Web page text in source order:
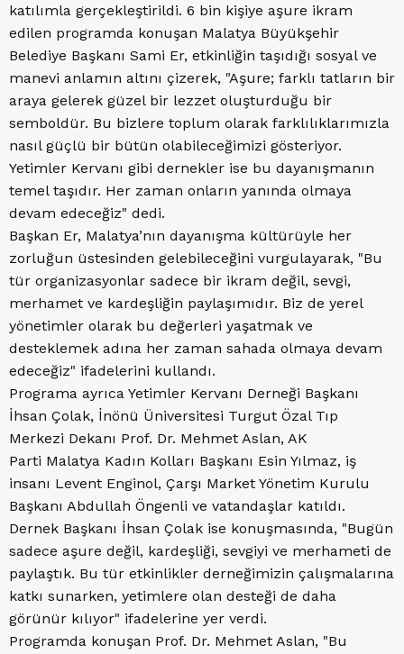
katılımla gerçekleştirildi. 6 bin kişiye aşure ikram
edilen programda konuşan Malatya Büyükşehir
Belediye Başkanı Sami Er, etkinliğin taşıdığı sosyal ve
manevi anlamın altını çizerek, "Aşure; farklı tatların bir
araya gelerek güzel bir lezzet oluşturduğu bir
semboldür. Bu bizlere toplum olarak farklılıklarımızla
nasıl güçlü bir bütün olabileceğimizi gösteriyor.
Yetimler Kervanı gibi dernekler ise bu dayanışmanın
temel taşıdır. Her zaman onların yanında olmaya
devam edeceğiz" dedi.
Başkan Er, Malatya’nın dayanışma kültürüyle her
zorluğun üstesinden gelebileceğini vurgulayarak, "Bu
tür organizasyonlar sadece bir ikram değil, sevgi,
merhamet ve kardeşliğin paylaşımıdır. Biz de yerel
yönetimler olarak bu değerleri yaşatmak ve
desteklemek adına her zaman sahada olmaya devam
edeceğiz" ifadelerini kullandı.
Programa ayrıca Yetimler Kervanı Derneği Başkanı
İhsan Çolak, İnönü Üniversitesi Turgut Özal Tıp
Merkezi Dekanı Prof. Dr. Mehmet Aslan, AK
Parti Malatya Kadın Kolları Başkanı Esin Yılmaz, iş
insanı Levent Enginol, Çarşı Market Yönetim Kurulu
Başkanı Abdullah Öngenli ve vatandaşlar katıldı.
Dernek Başkanı İhsan Çolak ise konuşmasında, "Bugün
sadece aşure değil, kardeşliği, sevgiyi ve merhameti de
paylaştık. Bu tür etkinlikler derneğimizin çalışmalarına
katkı sunarken, yetimlere olan desteği de daha
görünür kılıyor" ifadelerine yer verdi.
Programda konuşan Prof. Dr. Mehmet Aslan, "Bu